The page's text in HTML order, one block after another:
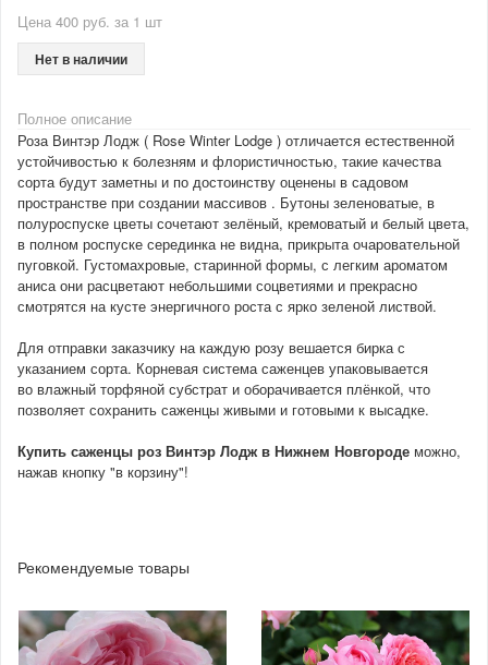
Цена 400 руб. за 1 шт
Нет в наличии
Полное описание
Роза Винтэр Лодж ( Rose Winter Lodge ) отличается естественной
устойчивостью к болезням и флористичностью, такие качества
сорта будут заметны и по достоинству оценены в садовом
пространстве при создании массивов . Бутоны зеленоватые, в
полуроспуске цветы сочетают зелёный, кремоватый и белый цвета,
в полном роспуске серединка не видна, прикрыта очаровательной
пуговкой. Густомахровые, старинной формы, с легким ароматом
аниса они расцветают небольшими соцветиями и прекрасно
смотрятся на кусте энергичного роста с ярко зеленой листвой.
Для отправки заказчику на каждую розу вешается бирка с
указанием сорта. Корневая система саженцев упаковывается
во влажный торфяной субстрат и оборачивается плёнкой, что
позволяет сохранить саженцы живыми и готовыми к высадке.
Купить саженцы роз Винтэр Лодж в Нижнем Новгороде можно,
нажав кнопку "в корзину"!
Рекомендуемые товары